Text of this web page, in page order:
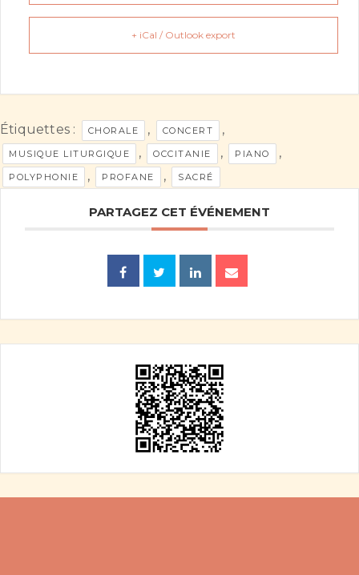
+ iCal / Outlook export
Étiquettes : CHORALE , CONCERT ,
MUSIQUE LITURGIQUE , OCCITANIE , PIANO ,
POLYPHONIE , PROFANE , SACRÉ
PARTAGEZ CET ÉVÉNEMENT